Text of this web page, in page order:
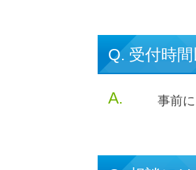
Q. 受付時
A. 事前